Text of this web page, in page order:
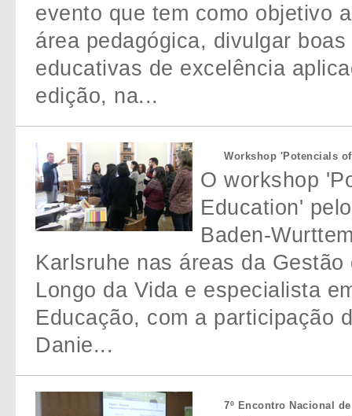
evento que tem como objetivo
área pedagógica, divulgar
educativas de excelência
edição, na...
Workshop 'Potencials
O workshop
Education'
Baden-
Karlsruhe nas áreas da
Longo da Vida e especialista
Educação, com a participação
Danie...
7º Encontro Nacional